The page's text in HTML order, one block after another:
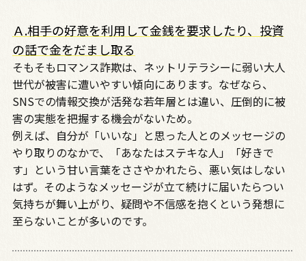
Ａ.相手の好意を利用して金銭を要求したり、投資
の話で金をだまし取る
そもそもロマンス詐欺は、ネットリテラシーに弱い大人
世代が被害に遭いやすい傾向にあります。なぜなら、
SNSでの情報交換が活発な若年層とは違い、圧倒的に被
害の実態を把握する機会がないため。
例えば、自分が「いいな」と思った人とのメッセージの
やり取りのなかで、「あなたはステキな人」「好きで
す」という甘い言葉をささやかれたら、悪い気はしない
はず。そのようなメッセージが立て続けに届いたらつい
気持ちが舞い上がり、疑問や不信感を抱くという発想に
至らないことが多いのです。